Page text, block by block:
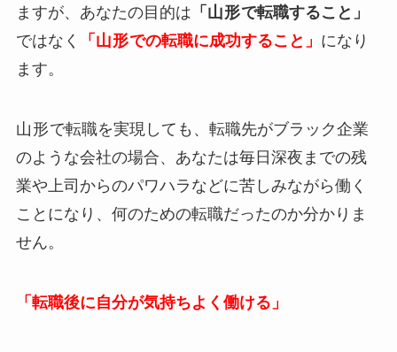
ますが、あなたの目的は 「 山形で転職すること」
ではなく
「 山形での転職に成功すること」 になり
ます。
山形で転職を実現しても、転職先がブラック企業
のような会社の場合、あなたは毎日深夜までの残
業や上司からのパワハラなどに苦しみながら働く
ことになり、何のための転職だったのか分かりま
せん。
「転職後に自分が気持ちよく働ける」